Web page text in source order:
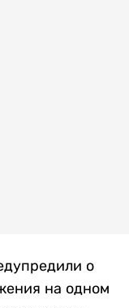
о
на одном